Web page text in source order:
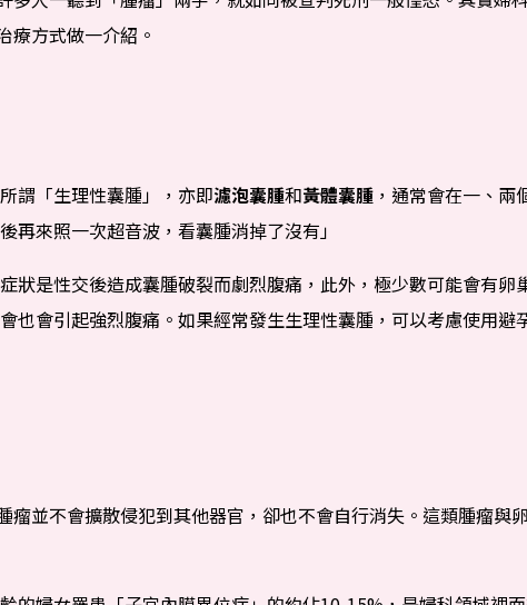
療方式做一介紹。
謂「生理性囊腫」，亦即濾泡囊腫和黃體囊腫 ，通常會在一、兩
再來照一次超音波，看囊腫消掉了沒有」
狀是性交後造成囊腫破裂而劇烈腹痛，此外，極少數可能會有卵
也會引起強烈腹痛。如果經常發生生理性囊腫，可以考慮使用避
並不會擴散侵犯到其他器官，卻也不會自行消失。這類腫瘤與